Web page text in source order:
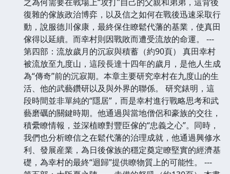
復雜的傢族政治博弈，以及信之如何在戰後迅速采取行
動，說服德川傢康，最終保住瞭鬆代藩的基業，使真田
傢得以延續。而幸村則因戰敗而遭受流放的命運。 ---
第四部：流放歲月的沉寂與積蓄（約90頁） 真田幸村
被流放至九度山，這段長達十四年的歲月，是他人生成
為“傳奇”前的沉寂期。本章主要研究幸村在九度山的生
活、他的武藝鑽研以及與外界的聯係。 研究錶明，這
段時間並非單純的“隱居”，而是幸村進行戰略思考和武
藝磨礪的關鍵時期。他通過與當地僧侶和豪族的交往，
積纍瞭情報，並深植瞭對豐臣傢的“忠義之心”。同時，
我們也分析瞭信之在鬆代藩的治理成就，他通過興修水
利、發展産業，為日後傢族的穩定奠定瞭堅實的經濟基
礎，為幸村的最終“迴歸”提供瞭物質上的可能性。 ---